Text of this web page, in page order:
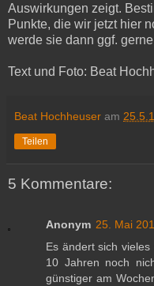
Auswirkungen zeigt.
Punkte, die wir jetzt hier
werde sie dann ggf.
Text und Foto: Beat
Beat Hochheuser am
Teilen
5 Kommentare:
Anonym 25. Mai
Es ändert sich
10 Jahren noch
günstiger am